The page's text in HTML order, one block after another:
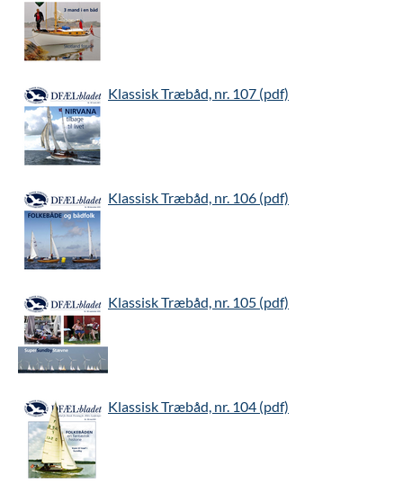
Klassisk Træbåd, nr. 107 (pdf)
Klassisk Træbåd, nr. 106 (pdf)
Klassisk Træbåd, nr. 105 (pdf)
Klassisk Træbåd, nr. 104 (pdf)